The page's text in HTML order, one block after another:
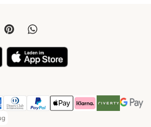
Method
Express Payment Method
Diners Club Payment Method
PayPal Payment Method
Apple Pay Payment Method
Klarna Payment Method
Riverty Payment
Google
Payment Method